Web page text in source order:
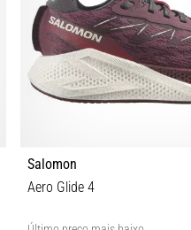
Salomon
Aero Glide 4